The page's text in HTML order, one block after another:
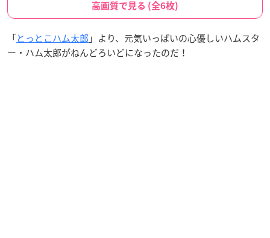
高画質で見る (全6枚)
「とっとこハム太郎 」より、元気いっぱいの心優しいハムスタ
ー・ハム太郎がねんどろいどになったのだ！